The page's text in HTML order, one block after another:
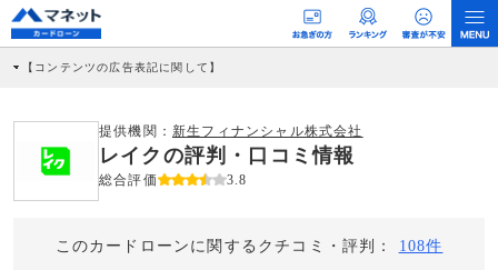
【コンテンツの広告表記に関して】
社に対して企業から紹介報酬が支払われるという収益モデルです。 ただし、特定の
商品を根拠なくPRするものではなく、当編集部の調査／ユーザーへの口コミ収集な
どに基づき、公平性を担保した情報提供を行っています。
>提携企業一覧
提供機関： 新生フィナンシャル株式会社
レイクの評判・口コミ情報
総合評価 3.8
このカードローンに関するクチコミ・評判： 108件